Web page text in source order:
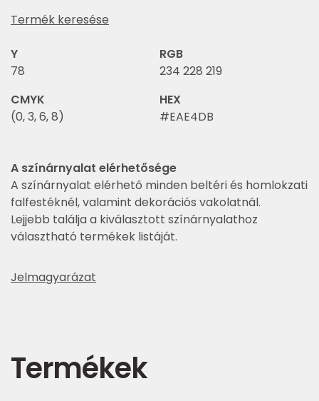
Termék keresése
Y
78
RGB
234 228 219
CMYK
(0, 3, 6, 8)
HEX
#EAE4DB
A színárnyalat elérhetősége
A színárnyalat elérhető minden beltéri és homlokzati
falfestéknél, valamint dekorációs vakolatnál.
Lejjebb találja a kiválasztott színárnyalathoz
választható termékek listáját.
Jelmagyarázat
Termékek